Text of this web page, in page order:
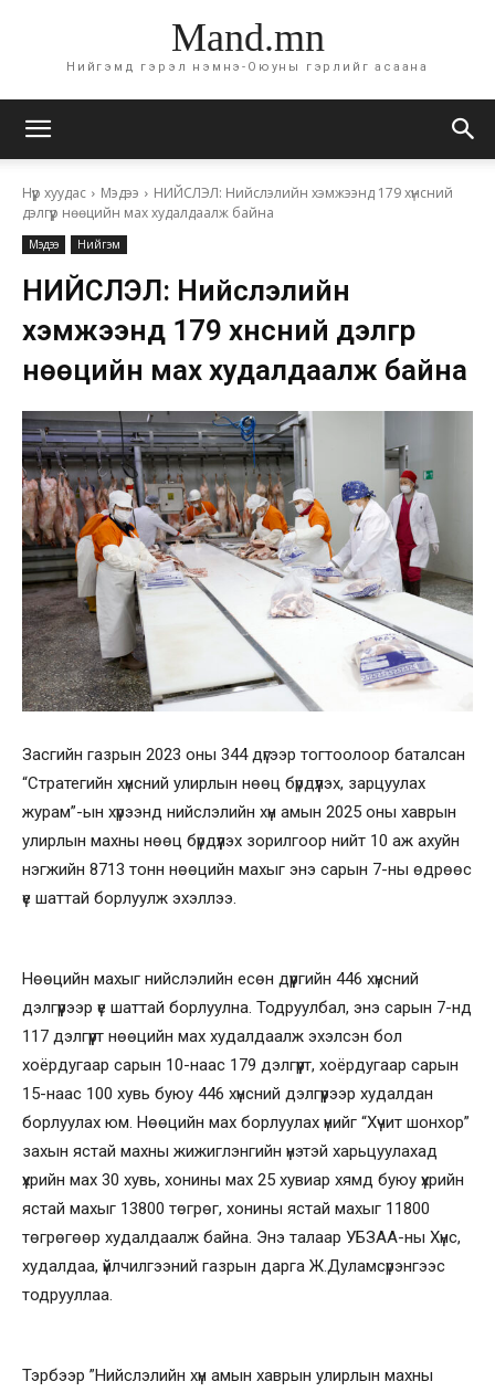
Mand.mn
Нийгэмд гэрэл нэмнэ-Оюуны гэрлийг асаана
Нүүр хуудас Мэдээ
НИЙСЛЭЛ: Нийслэлийн хэмжээнд 179 хүнсний
дэлгүүр нөөцийн мах худалдаалж байна
Мэдээ Нийгэм
НИЙСЛЭЛ: Нийслэлийн
хэмжээнд 179 хүнсний дэлгүүр
нөөцийн мах худалдаалж байна
Засгийн газрын 2023 оны 344 дүгээр тогтоолоор баталсан
“Стратегийн хүнсний улирлын нөөц бүрдүүлэх, зарцуулах
журам”-ын хүрээнд нийслэлийн хүн амын 2025 оны хаврын
улирлын махны нөөц бүрдүүлэх зорилгоор нийт 10 аж ахуйн
нэгжийн 8713 тонн нөөцийн махыг энэ сарын 7-ны өдрөөс
үе шаттай борлуулж эхэллээ.
Нөөцийн махыг нийслэлийн есөн дүүргийн 446 хүнсний
дэлгүүрээр үе шаттай борлуулна. Тодруулбал, энэ сарын 7-нд
117 дэлгүүрт нөөцийн мах худалдаалж эхэлсэн бол
хоёрдугаар сарын 10-наас 179 дэлгүүрт, хоёрдугаар сарын
15-наас 100 хувь буюу 446 хүнсний дэлгүүрээр худалдан
борлуулах юм. Нөөцийн мах борлуулах үнийг “Хүчит шонхор”
захын ястай махны жижиглэнгийн үнэтэй харьцуулахад
үхрийн мах 30 хувь, хонины мах 25 хувиар хямд буюу үхрийн
ястай махыг 13800 төгрөг, хонины ястай махыг 11800
төгрөгөөр худалдаалж байна. Энэ талаар УБЗАА-ны Хүнс,
худалдаа, үйлчилгээний газрын дарга Ж.Дуламсүрэнгээс
тодрууллаа.
Тэрбээр ”Нийслэлийн хүн амын хаврын улирлын махны